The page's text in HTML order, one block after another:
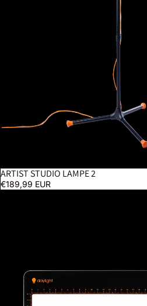
ARTIST STUDIO LAMPE 2
€189,99 EUR